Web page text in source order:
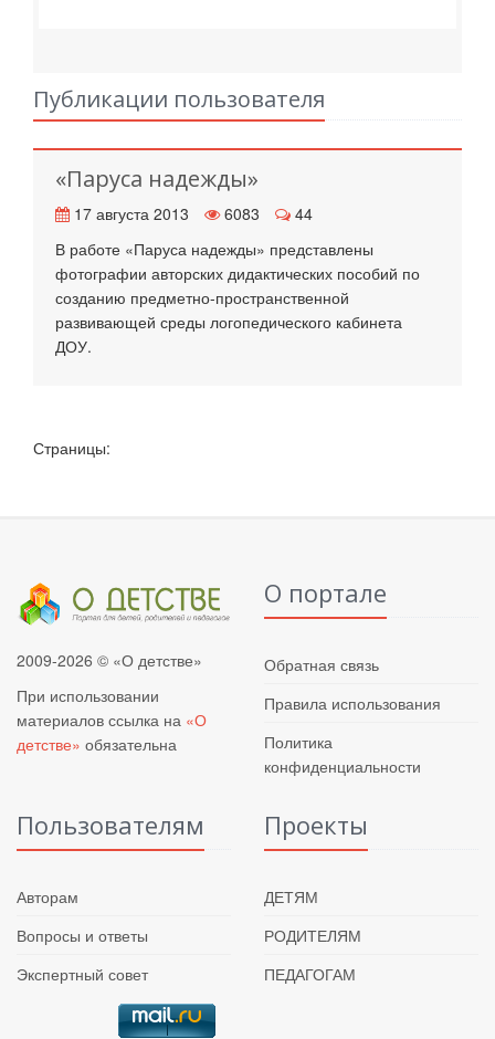
Публикации пользователя
«Паруса надежды»
17 августа 2013 6083
44
В работе «Паруса надежды» представлены
фотографии авторских дидактических пособий по
созданию предметно-пространственной
развивающей среды логопедического кабинета
ДОУ.
Страницы:
2009-2026 © «О детстве»
При использовании
материалов ссылка на «О
детстве» обязательна
О портале
Обратная связь
Правила использования
Политика
конфиденциальности
Пользователям
Авторам
Вопросы и ответы
Экспертный совет
Проекты
ДЕТЯМ
РОДИТЕЛЯМ
ПЕДАГОГАМ